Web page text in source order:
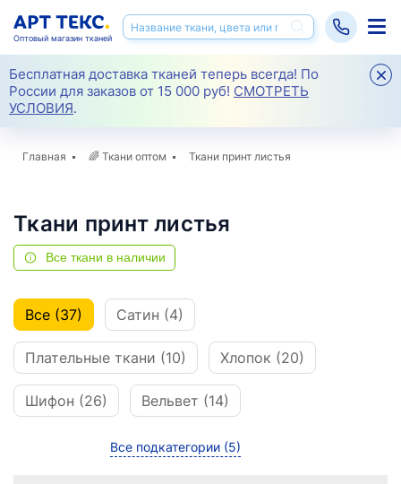
Бесплатная доставка тканей теперь всегда! По
России для заказов от 15 000 руб! СМОТРЕТЬ
УСЛОВИЯ.
Оптовый магазин тканей
Главная 🌈 Ткани оптом Ткани принт листья
Ткани принт листья
Все ткани в наличии
Все (37) Сатин (4)
Плательные ткани (10) Хлопок (20)
Шифон (26) Вельвет (14)
Все подкатегории (5)